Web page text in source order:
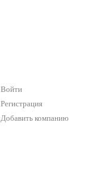
Войти
Регистрация
Добавить компанию